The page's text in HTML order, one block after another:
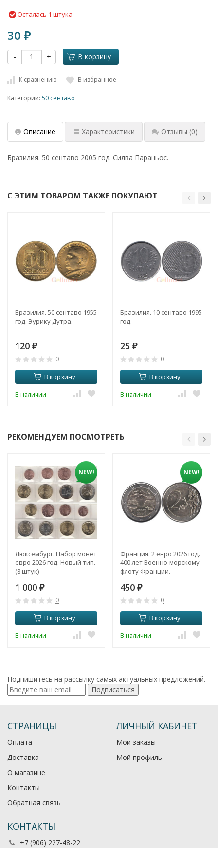
Осталась 1 штука
30 ₽
- + В корзину
К сравнению В избранное
Категории: 50 сентаво
Описание Характеристики Отзывы (0)
Бразилия. 50 сентаво 2005 год. Силва Параньос.
С ЭТИМ ТОВАРОМ ТАКЖЕ ПОКУПАЮТ
Бразилия. 50 сентаво 1955
год. Эурику Дутра.
120 ₽
0
В корзину
В наличии
Бразилия. 10 сентаво 1995
год.
25 ₽
0
В корзину
В наличии
РЕКОМЕНДУЕМ ПОСМОТРЕТЬ
NEW!
Люксембург. Набор монет
евро 2026 год. Новый тип.
(8 штук)
1 000 ₽
0
В корзину
В наличии
NEW!
Франция. 2 евро 2026 год.
400 лет Военно-морскому
флоту Франции.
450 ₽
0
В корзину
В наличии
Подпишитесь на рассылку самых актуальных предложений.
Подписаться
СТРАНИЦЫ
Оплата
Доставка
О магазине
Контакты
Обратная связь
ЛИЧНЫЙ КАБИНЕТ
Мои заказы
Мой профиль
КОНТАКТЫ
+7 (906) 227-48-22